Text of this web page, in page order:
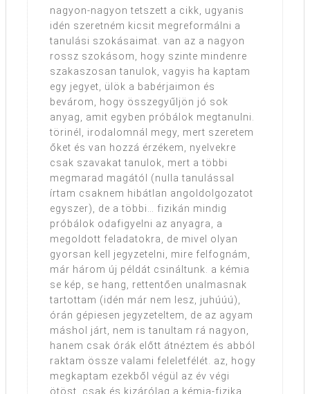
nagyon-nagyon tetszett a cikk, ugyanis
idén szeretném kicsit megreformálni a
tanulási szokásaimat. van az a nagyon
rossz szokásom, hogy szinte mindenre
szakaszosan tanulok, vagyis ha kaptam
egy jegyet, ülök a babérjaimon és
bevárom, hogy összegyűljön jó sok
anyag, amit egyben próbálok megtanulni.
törinél, irodalomnál megy, mert szeretem
őket és van hozzá érzékem, nyelvekre
csak szavakat tanulok, mert a többi
megmarad magától (nulla tanulással
írtam csaknem hibátlan angoldolgozatot
egyszer), de a többi… fizikán mindig
próbálok odafigyelni az anyagra, a
megoldott feladatokra, de mivel olyan
gyorsan kell jegyzetelni, mire felfognám,
már három új példát csináltunk. a kémia
se kép, se hang, rettentően unalmasnak
tartottam (idén már nem lesz, juhúúú),
órán gépiesen jegyzeteltem, de az agyam
máshol járt, nem is tanultam rá nagyon,
hanem csak órák előtt átnéztem és abból
raktam össze valami feleletfélét. az, hogy
megkaptam ezekből végül az év végi
ötöst, csak és kizárólag a kémia-fizika